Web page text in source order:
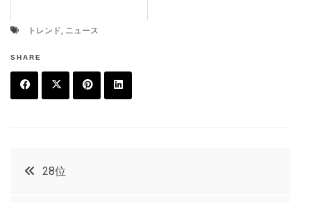
トレンド, ニュース
SHARE
t
投
28位